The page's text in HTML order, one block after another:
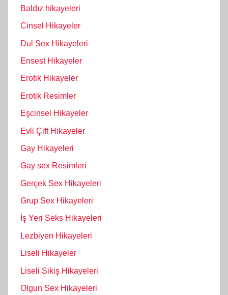
Baldız hikayeleri
Cinsel Hikayeler
Dul Sex Hikayeleri
Ensest Hikayeler
Erotik Hikayeler
Erotik Resimler
Eşcinsel Hikayeler
Evli Çift Hikayeler
Gay Hikayeleri
Gay sex Resimleri
Gerçek Sex Hikayeleri
Grup Sex Hikayeleri
İş Yeri Seks Hikayeleri
Lezbiyen Hikayeleri
Liseli Hikayeler
Liseli Sikiş Hikayeleri
Olgun Sex Hikayeleri